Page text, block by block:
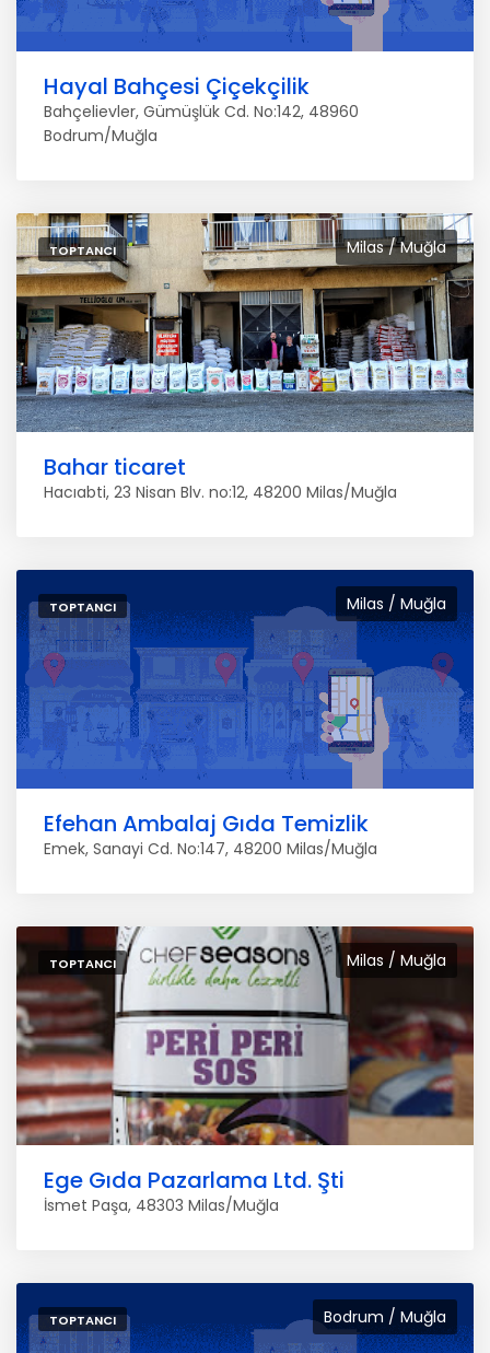
Hayal Bahçesi Çiçekçilik
Bahçelievler, Gümüşlük Cd. No:142, 48960
Bodrum/Muğla
Milas / Muğla
TOPTANCI
Bahar ticaret
Hacıabti, 23 Nisan Blv. no:12, 48200 Milas/Muğla
Milas / Muğla
TOPTANCI
Efehan Ambalaj Gıda Temizlik
Emek, Sanayi Cd. No:147, 48200 Milas/Muğla
Milas / Muğla
TOPTANCI
Ege Gıda Pazarlama Ltd. Şti
İsmet Paşa, 48303 Milas/Muğla
Bodrum / Muğla
TOPTANCI